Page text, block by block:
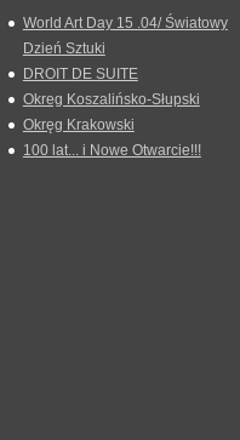
World Art Day 15 .04/ Światowy
Dzień Sztuki
DROIT DE SUITE
Okreg Koszalińsko-Słupski
Okręg Krakowski
100 lat... i Nowe Otwarcie!!!